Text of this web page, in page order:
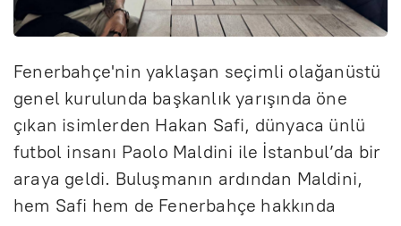
Fenerbahçe'nin yaklaşan seçimli olağanüstü
genel kurulunda başkanlık yarışında öne
çıkan isimlerden Hakan Safi, dünyaca ünlü
futbol insanı Paolo Maldini ile İstanbul’da bir
araya geldi. Buluşmanın ardından Maldini,
hem Safi hem de Fenerbahçe hakkında